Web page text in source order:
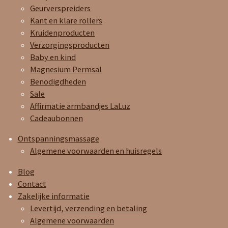
Geurverspreiders
Kant en klare rollers
Kruidenproducten
Verzorgingsproducten
Baby en kind
Magnesium Permsal
Benodigdheden
Sale
Affirmatie armbandjes LaLuz
Cadeaubonnen
Ontspanningsmassage
Algemene voorwaarden en huisregels
Blog
Contact
Zakelijke informatie
Levertijd, verzending en betaling
Algemene voorwaarden